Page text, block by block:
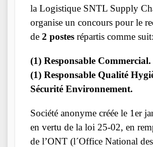
la Logistique SNTL Supply
organise un concours pour le
de 2 postes répartis comme suit:
(1) Responsable Commercial.
(1) Responsable Qualité
Sécurité Environnement.
Société anonyme créée le 1er
en vertu de la loi 25-02, en
de l’ONT (l´Office National des